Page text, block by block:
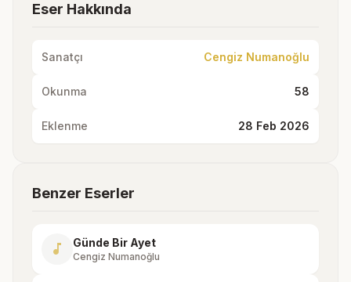
Eser Hakkında
Sanatçı Cengiz Numanoğlu
Okunma 58
Eklenme 28 Feb 2026
Benzer Eserler
music_note Günde Bir Ayet
Cengiz Numanoğlu